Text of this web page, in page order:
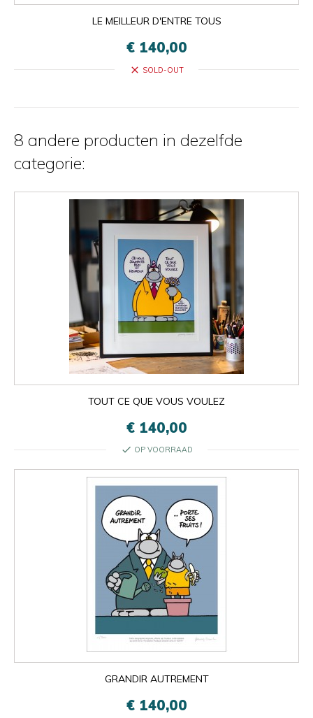
LE MEILLEUR D'ENTRE TOUS
€ 140,00
close SOLD-OUT
8 andere producten in dezelfde
categorie:
TOUT CE QUE VOUS VOULEZ
€ 140,00
check OP VOORRAAD
GRANDIR AUTREMENT
€ 140,00
close
×

Oké
×